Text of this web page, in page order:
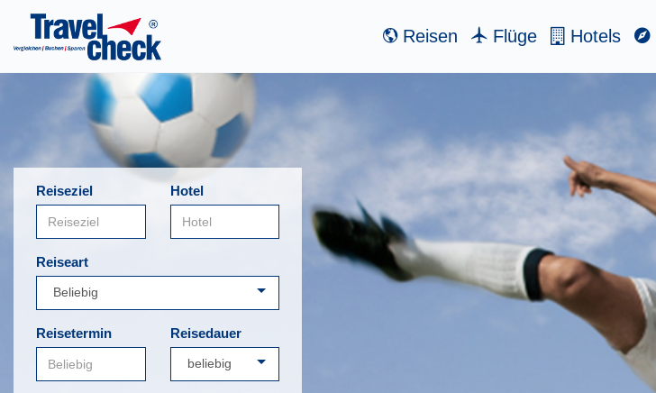
Reisen Flüge Hotels
Reiseziel Hotel
Reiseart
Reisetermin Reisedauer